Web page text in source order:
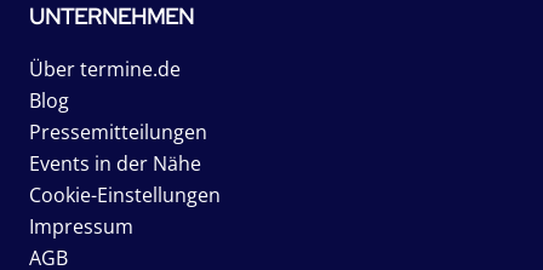
UNTERNEHMEN
Über termine.de
Blog
Pressemitteilungen
Events in der Nähe
Cookie-Einstellungen
Impressum
AGB